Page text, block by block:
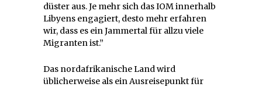
düster aus. Je mehr sich das IOM innerhalb
Libyens engagiert, desto mehr erfahren
wir, dass es ein Jammertal für allzu viele
Migranten ist.”
Das nordafrikanische Land wird
üblicherweise als ein Ausreisepunkt für